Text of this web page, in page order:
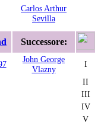
Carlos Arthur
Sevilla
Successore:
John George
Vlazny
I
II
III
IV
V